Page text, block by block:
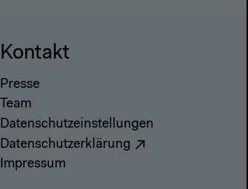
Kontakt
Presse
Team
Datenschutzeinstellungen
Datenschutzerklärung
Impressum